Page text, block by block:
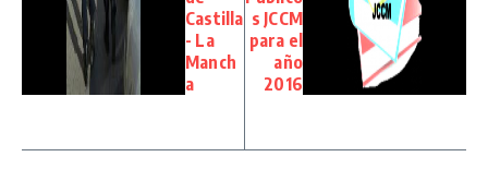
Castilla
- La
Manch
a
s JCCM
para el
año
2016